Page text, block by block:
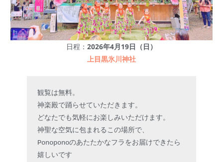
日程： 2026年4月19日（日）
上目黒氷川神社
観覧は無料。
神楽殿で踊らせていただきます。
どなたでも気軽にお楽しみいただけます。
神聖な空気に包まれるこの場所で、
Ponoponoのあたたかなフラをお届けできたら
嬉しいです